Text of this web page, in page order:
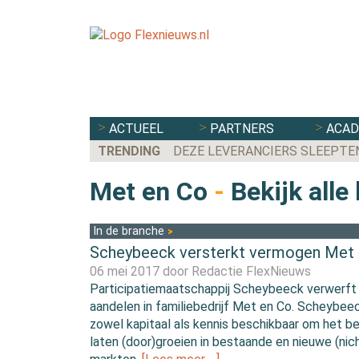
ACTUEEL PARTNERS
TRENDING
DEZE LEVERANCIERS
Met en Co - Bekijk alle
In de branche
Scheybeeck versterkt vermogen Met
06 mei 2017 door Redactie FlexNieuws
Participatiemaatschappij Scheybeeck verwerft
aandelen in familiebedrijf Met en Co.
zowel kapitaal als kennis beschikbaar om het
laten (door)groeien in bestaande en nieuwe